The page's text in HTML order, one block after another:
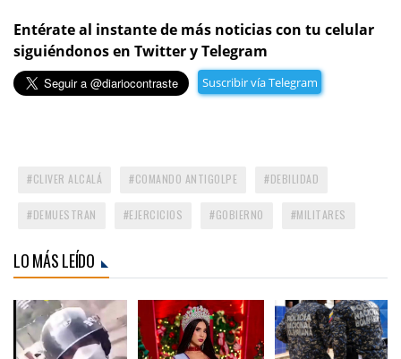
Entérate al instante de más noticias con tu celular
siguiéndonos en Twitter y Telegram
Suscribir vía Telegram
CLIVER ALCALÁ COMANDO ANTIGOLPE DEBILIDAD
DEMUESTRAN EJERCICIOS GOBIERNO MILITARES
LO MÁS LEÍDO